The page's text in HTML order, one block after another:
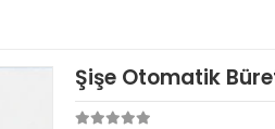
Şişe Otomatik